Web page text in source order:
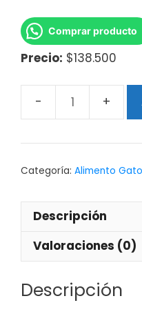
Comprar producto
Precio: $138.500
Categoría: Alimento Gato
Descripción
Valoraciones (0)
Descripción